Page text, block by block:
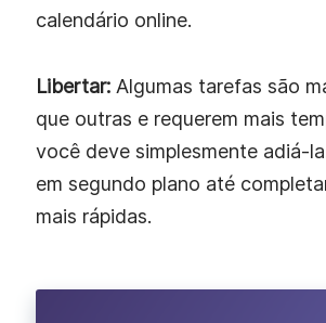
calendário online.
Libertar: Algumas tarefas são
que outras e requerem mais
você deve simplesmente adiá-
em segundo plano até
mais rápidas.